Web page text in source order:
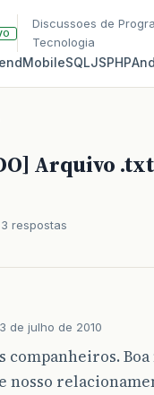
Discussoes de
Tecnologia
MobileSQLJSPHP
Arquivo
3 respostas
3 de julho de 2010
companheiros.
nosso